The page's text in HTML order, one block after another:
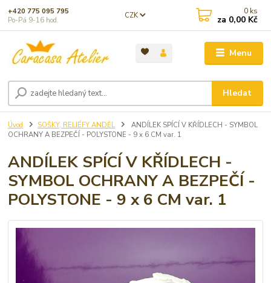
Menu
CZK
Hledat
+420 775 095 795
Po-Pá 9-16 hod.
0 ks
za 0,00 Kč
Úvod SOŠKY, RELIÉFY ANDĚL
ANDÍLEK SPÍCÍ V KŘÍDLECH - SYMBOL
OCHRANY A BEZPEČÍ - POLYSTONE - 9 x 6 CM var. 1
ANDÍLEK SPÍCÍ V KŘÍDLECH -
SYMBOL OCHRANY A BEZPEČÍ -
POLYSTONE - 9 x 6 CM var. 1